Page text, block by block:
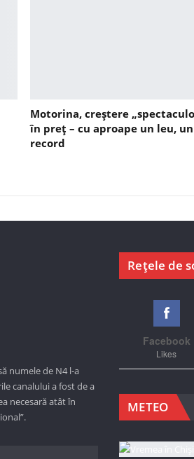
Motorina, creștere
în preț – cu aproape un leu, un
record
numele de N4 l-a
canalului a fost de a
necesară atât în
Rețele de
Facebook
Likes
METEO